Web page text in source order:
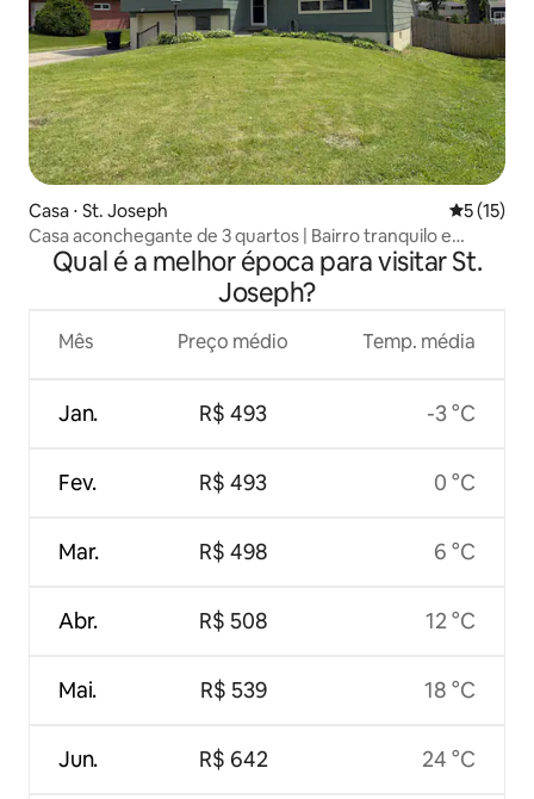
Casa ⋅ St. Joseph 5 de uma
5 (15)
Casa aconchegante de 3 quartos | Bairro tranquilo e
conveniente
Qual é a melhor época para visitar St.
Joseph?
Mês
Jan.
Fev.
Mar.
Abr.
Mai.
Jun.
Preço médio
R$ 493
R$ 493
R$ 498
R$ 508
R$ 539
R$ 642
Temp. média
-3 °C
0 °C
6 °C
12 °C
18 °C
24 °C